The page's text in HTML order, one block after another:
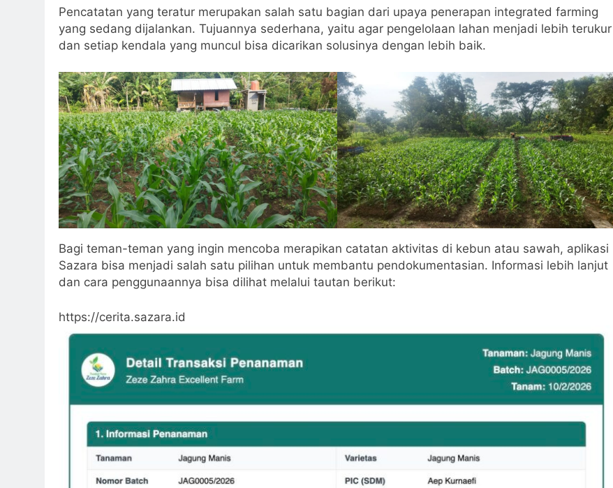
Pencatatan yang teratur merupakan salah satu bagian dari upaya penerapan integrated farming
yang sedang dijalankan. Tujuannya sederhana, yaitu agar pengelolaan lahan menjadi lebih terukur
dan setiap kendala yang muncul bisa dicarikan solusinya dengan lebih baik.
Bagi teman-teman yang ingin mencoba merapikan catatan aktivitas di kebun atau sawah, aplikasi
Sazara bisa menjadi salah satu pilihan untuk membantu pendokumentasian. Informasi lebih lanjut
dan cara penggunaannya bisa dilihat melalui tautan berikut:
https://cerita.sazara.id